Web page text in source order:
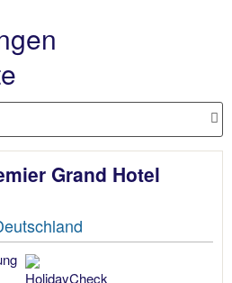
Grand Hotel